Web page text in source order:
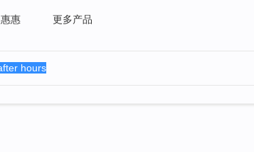
惠惠 更多产品